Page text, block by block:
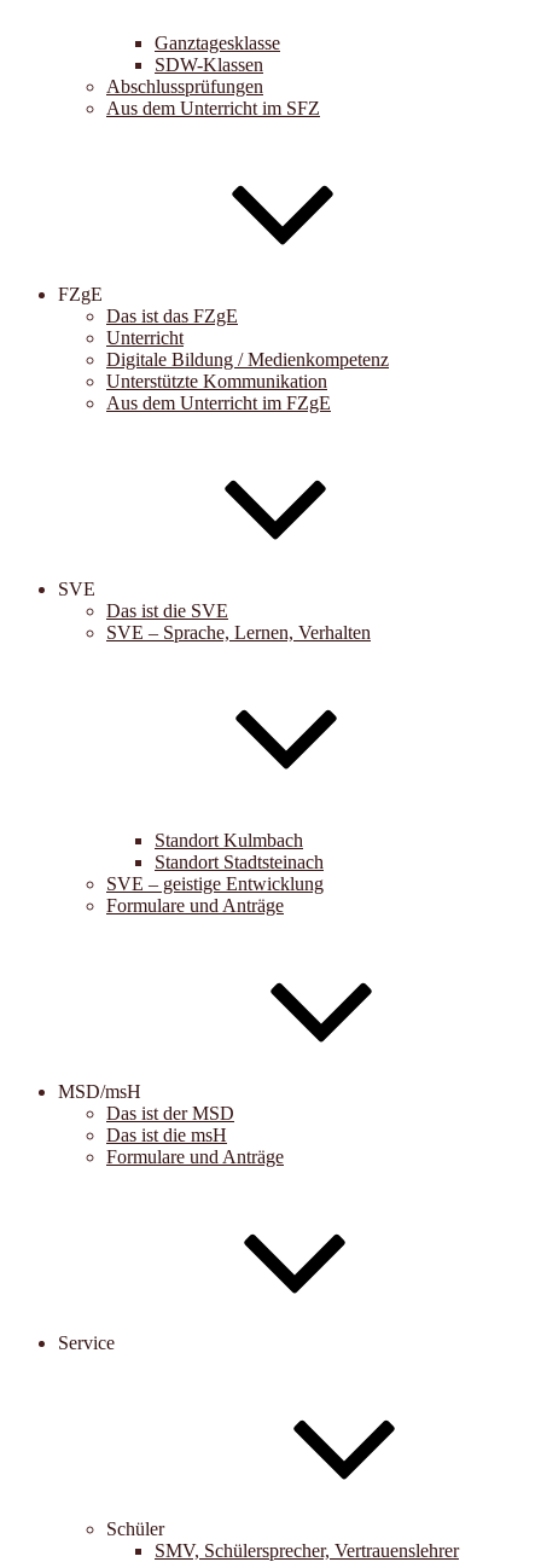
Ganztagesklasse
SDW-Klassen
Abschlussprüfungen
Aus dem Unterricht im SFZ
FZgE
Das ist das FZgE
Unterricht
Digitale Bildung / Medienkompetenz
Unterstützte Kommunikation
Aus dem Unterricht im FZgE
SVE
Das ist die SVE
SVE – Sprache, Lernen, Verhalten
Standort Kulmbach
Standort Stadtsteinach
SVE – geistige Entwicklung
Formulare und Anträge
MSD/msH
Das ist der MSD
Das ist die msH
Formulare und Anträge
Service
Schüler
SMV, Schülersprecher, Vertrauenslehrer